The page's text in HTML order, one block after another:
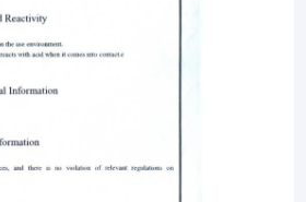
Ltd. Dongguans KWS ist ein Hersteller,
das Vermarkten von
spezialisiert. Seit seiner Einrichtung
Firma unabhängig sich entwickelt und
sind die Hauptprodukte